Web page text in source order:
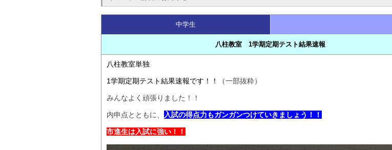
中学生
八柱教室 1学期定期テスト結果速報
八柱教室単独
1学期定期テスト結果速報です！！ （一部抜粋）
みんなよく頑張りました！！
内申点とともに、 入試の得点力もガンガンつけていきましょう！！
市進生は入試に強い！！